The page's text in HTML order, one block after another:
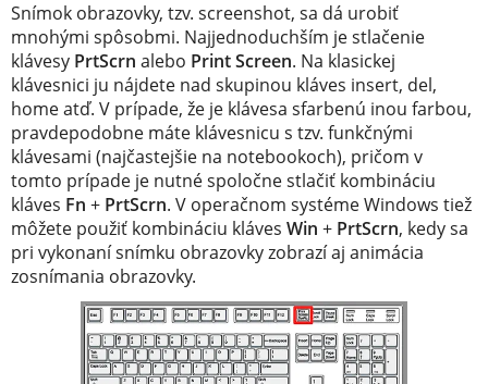
Snímok obrazovky, tzv. screenshot, sa dá urobiť
mnohými spôsobmi. Najjednoduchším je stlačenie
klávesy PrtScrn alebo Print Screen. Na klasickej
klávesnici ju nájdete nad skupinou kláves insert, del,
home atď. V prípade, že je klávesa sfarbenú inou farbou,
pravdepodobne máte klávesnicu s tzv. funkčnými
klávesami (najčastejšie na notebookoch), pričom v
tomto prípade je nutné spoločne stlačiť kombináciu
kláves Fn + PrtScrn. V operačnom systéme Windows tiež
môžete použiť kombináciu kláves Win + PrtScrn, kedy sa
pri vykonaní snímku obrazovky zobrazí aj animácia
zosnímania obrazovky.